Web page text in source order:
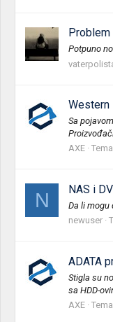
Potpuno
Western
Sa
AXE Tema
N NAS i
Da li mogu
newuser
ADATA
Stigla su
sa HDD-
AXE Tema